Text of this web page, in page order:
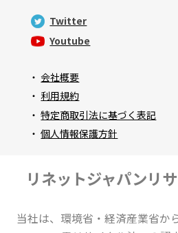
Twitter
Youtube
・会社概要
・利用規約
・特定商取引法に基づく表記
・個人情報保護方針
リネットジャパンリ
当社は、環境省・経済産業省か